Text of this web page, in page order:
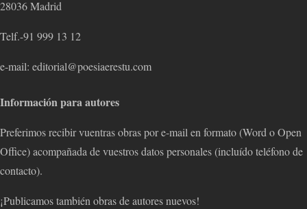
28036 Madrid
Telf.-91 999 13 12
e-mail: editorial@poesiaerestu.com
Información para autores
Preferimos recibir vuentras obras por e-mail en formato (Word o Open
Office) acompañada de vuestros datos personales (incluído teléfono de
contacto).
¡Publicamos también obras de autores nuevos!